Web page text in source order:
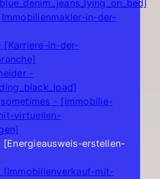
in-der-
[Karriere-in-der-
-
- [Immobilie-
virtuellen-
erstellen-
[Immobilienverkauf-mit-